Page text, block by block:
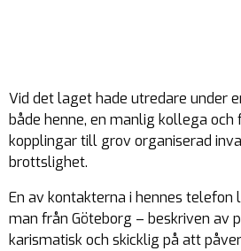
Vid det laget hade utredare under
både henne, en manlig kollega
kopplingar till grov organiserad
brottslighet.
En av kontakterna i hennes telefon
man från Göteborg – beskriven av
karismatisk och skicklig på att